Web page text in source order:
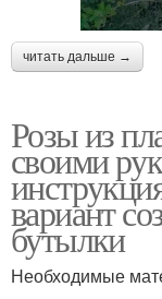
читать дальше →
Розы из
своими
вариант
бутылки
Необходимые